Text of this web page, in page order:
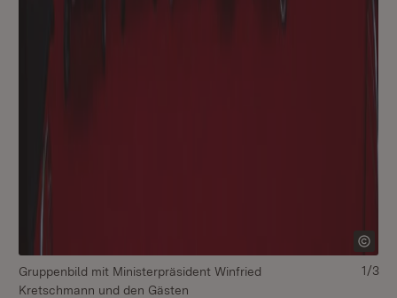
Gruppenbild mit Ministerpräsident Winfried
Kretschmann und den Gästen
1/3